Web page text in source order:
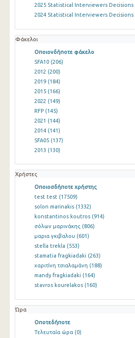
2025 Statistical Interviewers Decisions
2024 Statistical Interviewers Decisions
Φάκελοι
Οποιονδήποτε φάκελο
SFA10 (206)
2012 (200)
2019 (184)
2015 (166)
2022 (149)
RFP (145)
2021 (144)
2014 (141)
SFA05 (137)
2013 (130)
Χρήστες
Οποιοσδήποτε χρήστης
test test (17509)
solon marinakis (1332)
konstantinos koutros (914)
σόλων μαρινάκης (806)
μαρια γκιβαλου (601)
stella trekla (553)
stamatia fragkiadaki (263)
χαριτίνη τσιαλαμάνη (188)
mandy fragkiadaki (164)
stavros kourelakos (160)
Ώρα
Οποτεδήποτε
Τελευταία ώρα (0)